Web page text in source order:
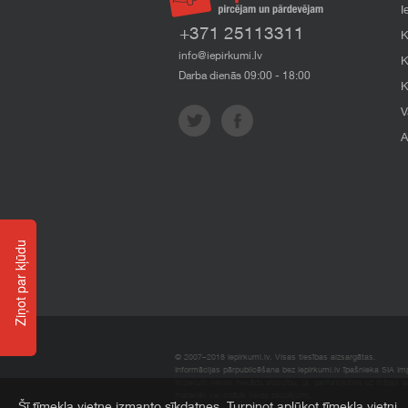
+371 25113311
info@iepirkumi.lv
Darba dienās 09:00 - 18:00
© 2007–2018 Iepirkumi.lv. Visas tiesības aizsargātas.
Informācijas pārpublicēšana bez iepirkumi.lv īpašnieka SIA
Ziņot par kļūdu